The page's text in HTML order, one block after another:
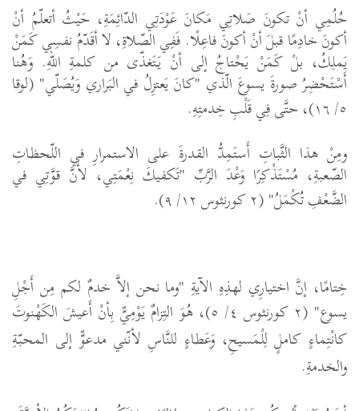
حُلُمِي أنْ تكونَ صَلاتِي مَكانَ عَوْدَتِي الدّائِمَةِ، حَيْثُ أتعلّمُ أنْ
أكونَ خادِمًا قبلَ أنْ أكونَ فاعِلًا. فَفِي الصّلاةِ، لا أقَدّمُ نفسِي كَمَنْ
يَملِكُ، بلْ كَمَنْ يَحْتاجُ إلى أنْ يَتَغذّى من كلمةِ اللّهِ. وَهُنا
أَسْتَحْضِرُ صورةَ يسوعَ الّذي "كانَ يَعتزِلُ في البَراري وَيُصَلّي" (لوقا
٥/١٦)، حتَّى فِي قَلْبِ خِدمتِهِ.
ومِنْ هذا الثَّباتِ أَستَمِدُّ القدرةَ على الاستمرارِ في اللّحظاتِ
الصّعبةِ، مُسْتَذْكِرًا وَعْدَ الرَّبِّ "تَكفيكَ نِعْمَتِي، لأنَّ قوَّتِي في
الضَّعْفِ تُكْمَلُ" (٢كورنثوس١٢/٩).
خِتامًا، إنَّ اختيارِي لهذِهِ الآيةِ "وما نحن إلاَّ خدمٌ لكم مِن أَجْلِ
يسوع" (٢ كورنثوس ٤/ ٥)،
هُوَ التِزامٌ يَوْمِيٌّ بِأنْ أَعيشَ الكَهْنوتَ
كانْتِماءٍ كاملٍ لِلْمَسيحِ، وَعَطاءٍ للنَّاسِ لأنّني مدعوٌّ إلى المحبّةِ
والخدمةِ.